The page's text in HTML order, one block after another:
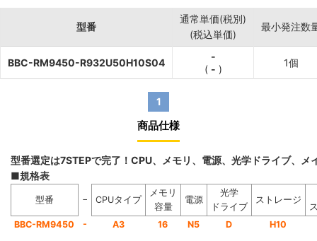
型番
通常単価(税別)
(税込単価)
最小発注数
BBC-RM9450-R932U50H10S04
-
( - )
1個
1
商品仕様
型番選定は7STEPで完了！CPU、メモリ、電源、光学ドライブ、
■規格表
型番 − CPUタイプ
メモリ
容量
電源
光学
ドライブ
ストレージ
BBC-RM9450
- A3 16 N5 D H10